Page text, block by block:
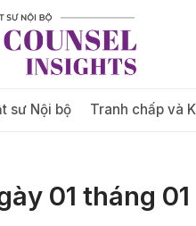
sư Nội bộ Tranh chấp và
01 tháng 01